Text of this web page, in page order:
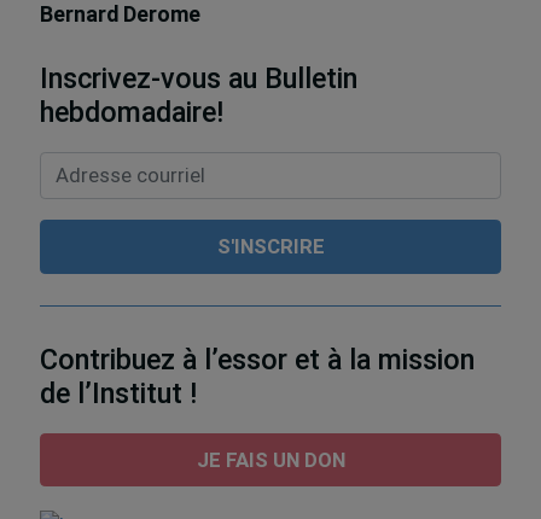
Bernard Derome
Inscrivez-vous au Bulletin
hebdomadaire!
Contribuez à l’essor et à la mission
de l’Institut !
JE FAIS UN DON